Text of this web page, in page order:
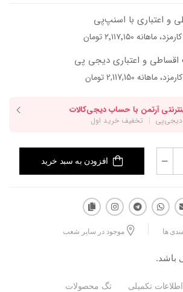
و اعتباری با اسنپ‌پی
اقساطی و اعتباری دیجی پی
افزودن به سبد خرید
ها موجود در سایر شعب
باشد.
اطلاعات تکمیلی تگ محصولات